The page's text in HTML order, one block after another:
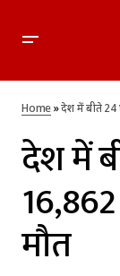
देश में
Home»देश में बीते 24
देश में
मौत